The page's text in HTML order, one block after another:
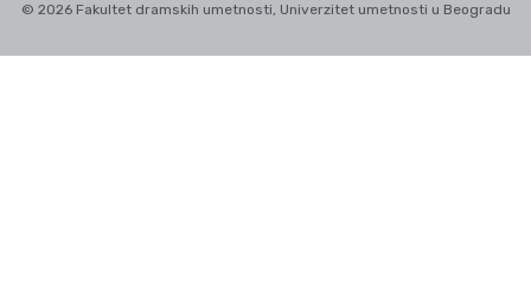
© 2026 Fakultet dramskih umetnosti, Univerzitet umetnosti u Beogradu